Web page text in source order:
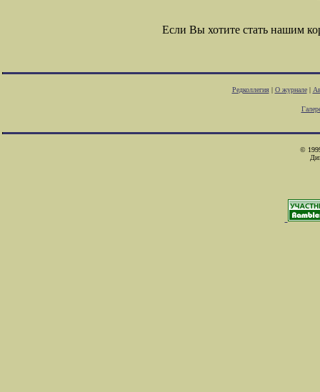
Если Вы хотите стать нашим
Редколлегия| О журнале|
©